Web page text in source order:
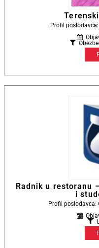
Profil
Radnik u restoranu
i
Profil poslodavca: